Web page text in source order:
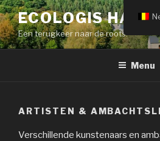
Spring
naar
de
inhoud
ECOLOGIS
Een terugkeer naar de roots!
Menu
ARTISTEN &
Verschillende kunstenaars en